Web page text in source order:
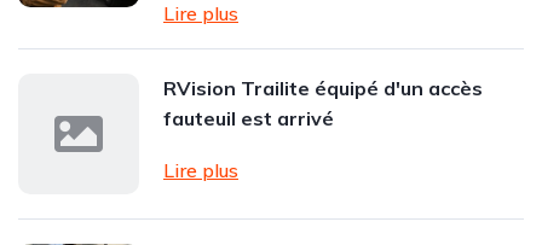
Lire plus
RVision Trailite équipé d'un accès
fauteuil est arrivé
Lire plus